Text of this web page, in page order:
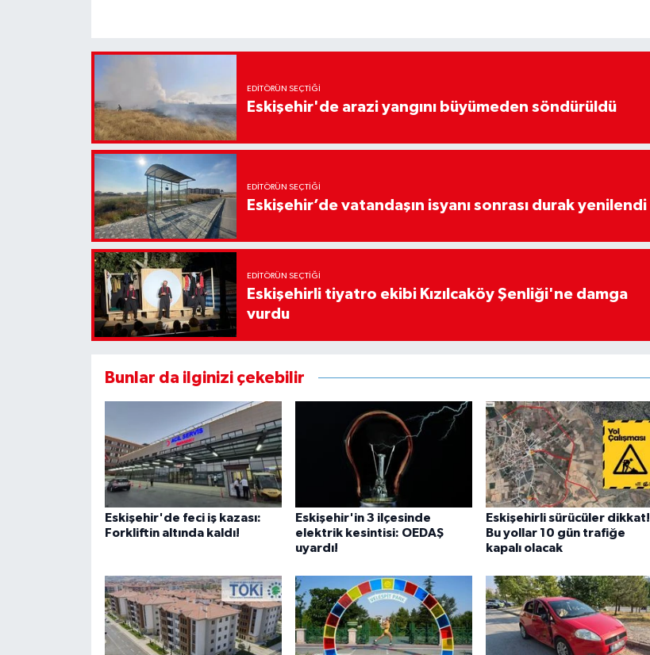
EDITÖRÜN SEÇTIĞI
Eskişehir'de arazi yangını büyümeden söndürüldü
EDITÖRÜN SEÇTIĞI
Eskişehir’de vatandaşın isyanı sonrası durak yenilendi
EDITÖRÜN SEÇTIĞI
Eskişehirli tiyatro ekibi Kızılcaköy Şenliği'ne damga
vurdu
Bunlar da ilginizi çekebilir
Eskişehir'de feci iş kazası:
Forkliftin altında kaldı!
Eskişehir'in 3 ilçesinde
elektrik kesintisi: OEDAŞ
uyardı!
Eskişehirli sürücüler dikkat!
Bu yollar 10 gün trafiğe
kapalı olacak